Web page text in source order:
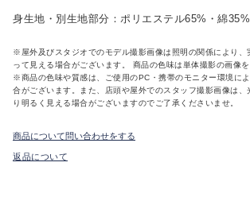
身生地・別生地部分：ポリエステル65%・綿35%
※屋外及びスタジオでのモデル撮影画像は照明の関係により、
って見える場合がございます。 商品の色味は単体撮影の画像を
※商品の色味や質感は、ご使用のPC・携帯のモニター環境に
合がございます。また、店頭や屋外でのスタッフ撮影画像は、
り明るく見える場合がございますのでご了承くださいませ。
商品について問い合わせをする
返品について